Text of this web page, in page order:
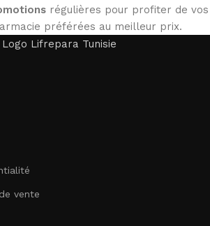
régulières pour profiter de vos
préférées au meilleur prix.
vente